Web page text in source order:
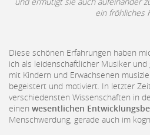
ein fröhliches
Diese schönen Erfahrungen haben
ich als leidenschaftlicher Musiker und
mit Kindern und Erwachsenen
begeistert und motiviert. In letzter
verschiedensten Wissenschaften in
einen wesentlichen
Menschwerdung, gerade auch im